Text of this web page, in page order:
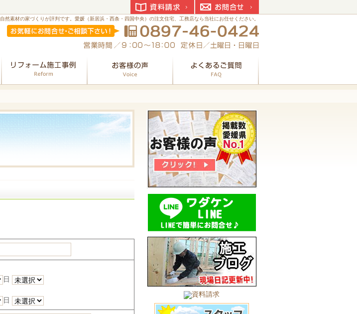
自然素材の家づくりが評判です。愛媛（新居浜・西条・四国中央）の注文住宅、工務店なら当社にお任せください。
日
日